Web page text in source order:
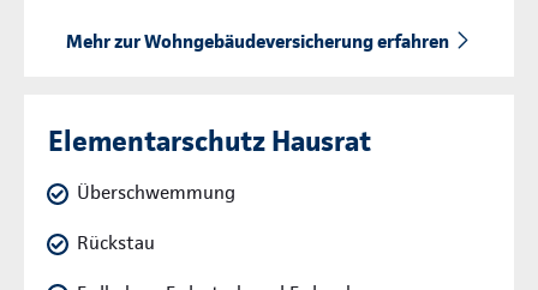
Mehr zur Wohngebäudeversicherung erfahren
Elementarschutz Hausrat
Überschwemmung
Rückstau